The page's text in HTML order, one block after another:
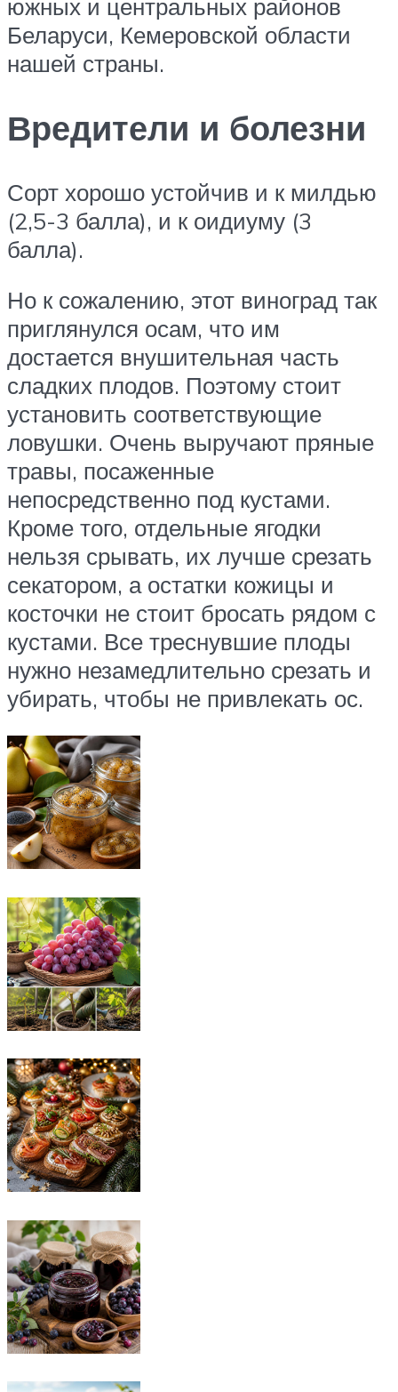
южных и центральных районов
Беларуси, Кемеровской области
нашей страны.
Вредители и болезни
Сорт хорошо устойчив и к милдью
(2,5-3 балла), и к оидиуму (3
балла).
Но к сожалению, этот виноград так
приглянулся осам, что им
достается внушительная часть
сладких плодов. Поэтому стоит
установить соответствующие
ловушки. Очень выручают пряные
травы, посаженные
непосредственно под кустами.
Кроме того, отдельные ягодки
нельзя срывать, их лучше срезать
секатором, а остатки кожицы и
косточки не стоит бросать рядом с
кустами. Все треснувшие плоды
нужно незамедлительно срезать и
убирать, чтобы не привлекать ос.